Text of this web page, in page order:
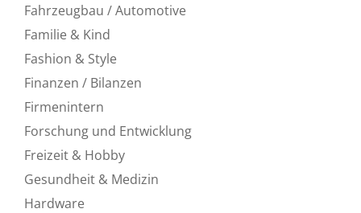
Fahrzeugbau / Automotive
Familie & Kind
Fashion & Style
Finanzen / Bilanzen
Firmenintern
Forschung und Entwicklung
Freizeit & Hobby
Gesundheit & Medizin
Hardware